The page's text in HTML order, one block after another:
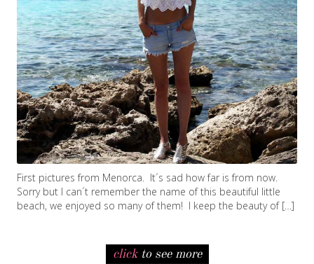
First pictures from Menorca. It´s sad how far is from now.
Sorry but I can´t remember the name of this beautiful little
beach, we enjoyed so many of them! I keep the beauty of […]
clickto see more